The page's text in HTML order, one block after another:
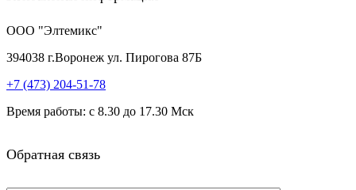
ООО "Элтемикс"
394038 г.Воронеж ул. Пирогова 87Б
+7 (473) 204-51-78
Время работы: с 8.30 до 17.30 Мск
Обратная связь